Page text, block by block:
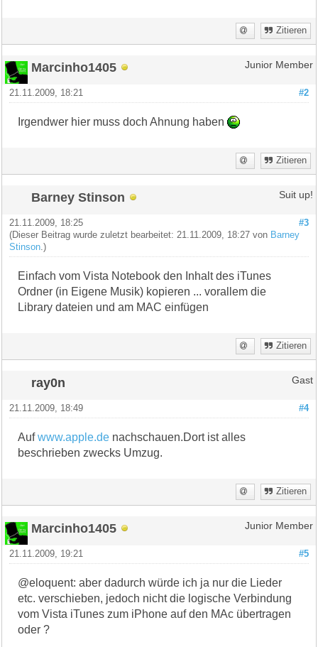
Zitieren
Marcinho1405 Junior Member
#2
21.11.2009, 18:21
Irgendwer hier muss doch Ahnung haben
Zitieren
Barney Stinson Suit up!
#3
21.11.2009, 18:25
(Dieser Beitrag wurde zuletzt bearbeitet: 21.11.2009, 18:27 von Barney
Stinson .)
Einfach vom Vista Notebook den Inhalt des iTunes
Ordner (in Eigene Musik) kopieren ... vorallem die
Library dateien und am MAC einfügen
Zitieren
ray0n Gast
#4
21.11.2009, 18:49
Aufwww.apple.de nachschauen.Dort ist alles
beschrieben zwecks Umzug.
Zitieren
Marcinho1405 Junior Member
#5
21.11.2009, 19:21
@eloquent: aber dadurch würde ich ja nur die Lieder
etc. verschieben, jedoch nicht die logische Verbindung
vom Vista iTunes zum iPhone auf den MAc übertragen
oder ?